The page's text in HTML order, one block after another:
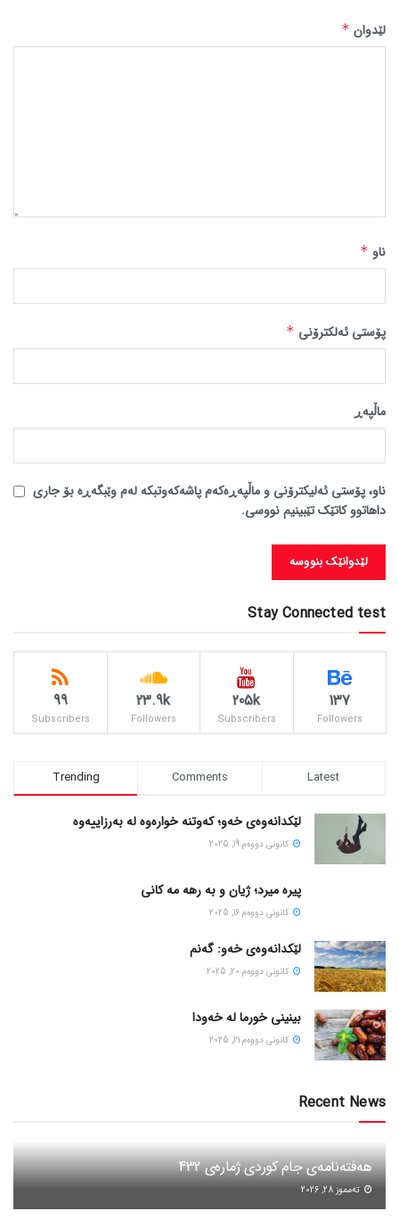
لێدوان *
ناو *
پۆستی ئەلکترۆنی *
ماڵپه‌ڕ
ناو، پۆستی ئەلیکترۆنی و ماڵپەڕەکەم پاشەکەوتبکە لەم وێبگەڕە بۆ جاری
داهاتوو کاتێک تێبینیم نووسی.
Stay Connected test
137
Followers
205k
Subscribers
23.9k
Followers
99
Subscribers
Trending Comments Latest
لێکدانەوەی خەو؛ کەوتنە خوارەوە لە بەرزاییەوە
كانونی دووه‌م 19, 2025
پیره میرد؛ ژیان و به رهه مه کانی
كانونی دووه‌م 16, 2025
لێکدانەوەی خەو: گەنم
كانونی دووه‌م 20, 2025
بینینی خورما لە خەودا
كانونی دووه‌م 21, 2025
Recent News
هەفتەنامەی جام کوردی ژمارەی 432
ته‌مموز 28, 2026